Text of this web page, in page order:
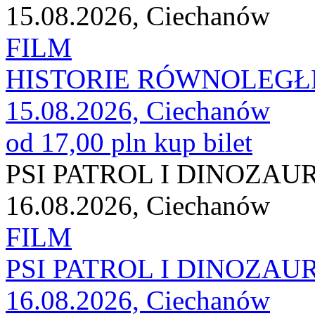
15.08.2026, Ciechanów
FILM
HISTORIE
15.08.2026, Ciechanów
od 17,00 pln kup bilet
PSI PATROL I
16.08.2026, Ciechanów
FILM
PSI PATROL I
16.08.2026, Ciechanów